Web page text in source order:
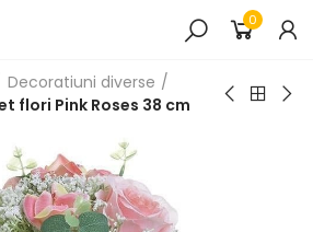
0
Decoratiuni diverse
flori Pink Roses 38 cm